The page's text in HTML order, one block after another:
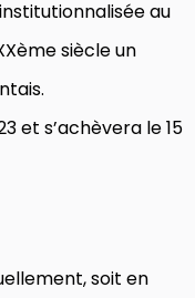
au
siècle un
et s’achèvera le 15
soit en